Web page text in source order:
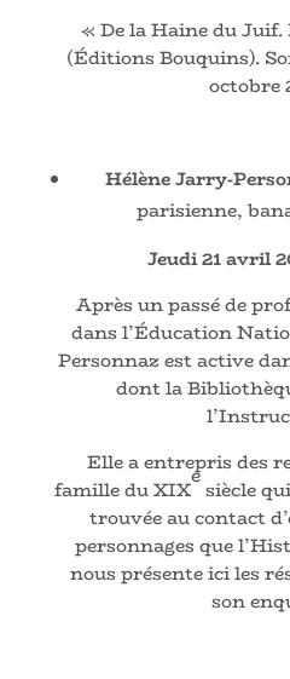
« De la Haine du
(Éditions Bouquins).
octobre
Hélène Jarry-
parisienne,
Jeudi 21 avril
Après un passé de
dans l’Éducation
Personnaz est active
dont la
Elle a entrepris des
famille du XIX
e
siècle
trouvée au contact
personnages que
nous présente ici les
son